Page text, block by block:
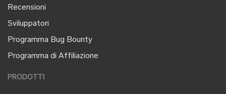
Recensioni
Sviluppatori
Programma Bug Bounty
Programma di Affiliazione
PRODOTTI